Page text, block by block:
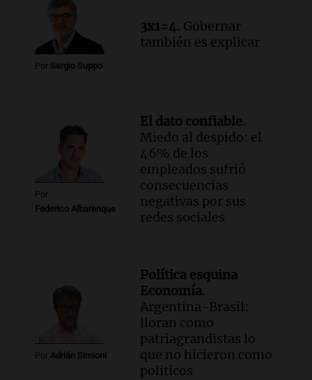
Por Sergio Suppo
3x1=4. Gobernar
también es explicar
Por
Federico Albarenque
El dato confiable.
Miedo al despido: el
46% de los
empleados sufrió
consecuencias
negativas por sus
redes sociales
Por Adrián Simioni
Política esquina
Economía.
Argentina-Brasil:
lloran como
patriagrandistas lo
que no hicieron como
politicos